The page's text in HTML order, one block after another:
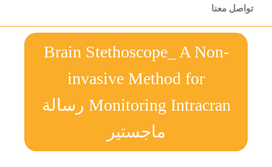
تواصل معنا
Brain Stethoscope_ A Non-
invasive Method for
Monitoring Intracran رسالة
ماجستير